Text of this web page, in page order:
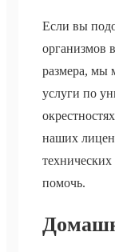
Если вы
организмов
размера, мы
услуги по
наших
помочь.